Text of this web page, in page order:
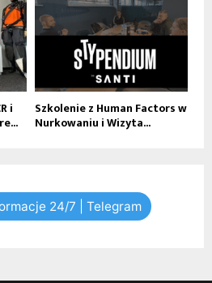
i Szkolenie z Human Factors w
Nurkowaniu i Wizyta...
24/7 | Telegram